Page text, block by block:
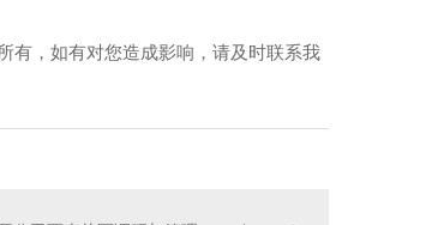
有，如有对您造成影响，请及时联系我